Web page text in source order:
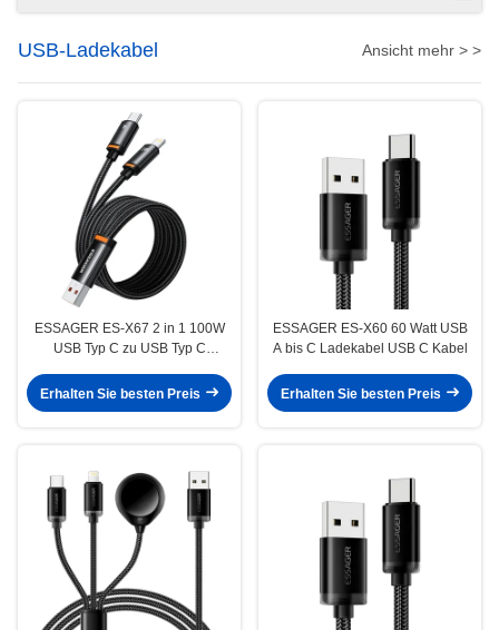
USB-Ladekabel Ansicht mehr > >
ESSAGER ES-X67 2 in 1 100W
USB Typ C zu USB Typ C
Erhalten Sie besten Preis
ESSAGER ES-X60 60 Watt USB
A bis C Ladekabel USB C Kabel
Erhalten Sie besten Preis